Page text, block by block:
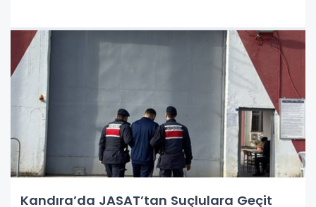
Kandıra’da JASAT’tan Suçlulara Geçit